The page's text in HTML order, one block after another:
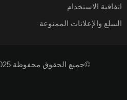
اتفاقية الاستخدام
السلع والإعلانات الممنوعة
©جميع الحقوق محفوظة 2025 لـ يوسوق | Usooq